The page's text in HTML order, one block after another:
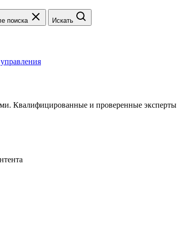
поиска Искать
Квалифицированные и проверенные эксперты